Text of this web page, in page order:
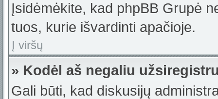
Įsidėmėkite, kad phpBB Grupė
tuos, kurie išvardinti apačioje.
Į viršų
» Kodėl aš negaliu
Gali būti, kad diskusijų